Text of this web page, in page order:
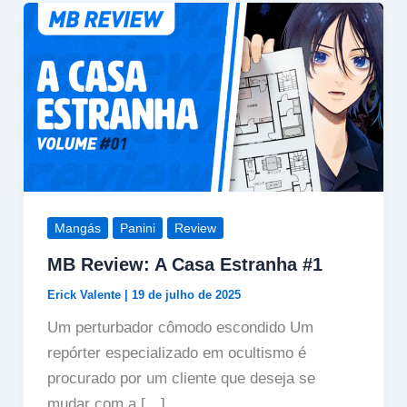
Mangás Panini Review
MB Review: A Casa Estranha #1
Erick Valente 19 de julho de 2025
Um perturbador cômodo escondido Um
repórter especializado em ocultismo é
procurado por um cliente que deseja se